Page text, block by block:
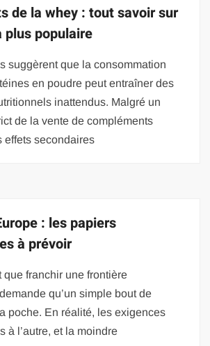
de la whey : tout savoir sur
plus populaire
suggèrent que la consommation
en poudre peut entraîner des
inattendus. Malgré un
de la vente de compléments
effets secondaires
: les papiers
à prévoir
que franchir une frontière
qu’un simple bout de
poche. En réalité, les exigences
à l’autre, et la moindre